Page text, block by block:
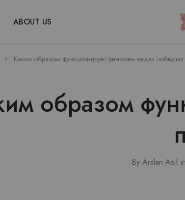
ABOUT US
Каким образом функционирует феномен «едва победы»
образом
By Arslan Asif in